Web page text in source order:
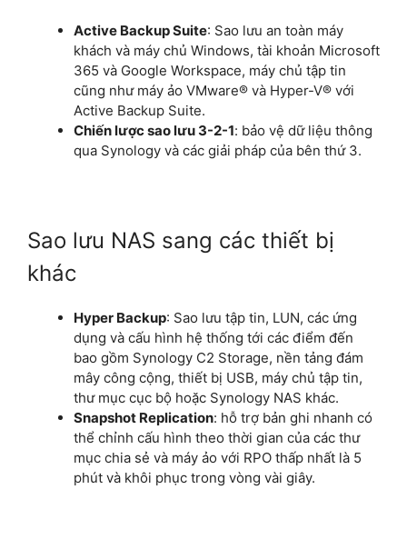
Active Backup Suite: Sao lưu an toàn máy
khách và máy chủ Windows, tài khoản Microsoft
365 và Google Workspace, máy chủ tập tin
cũng như máy ảo VMware® và Hyper-V® với
Active Backup Suite.
Chiến lược sao lưu 3-2-1: bảo vệ dữ liệu thông
qua Synology và các giải pháp của bên thứ 3.
Sao lưu NAS sang các thiết bị
khác
Hyper Backup: Sao lưu tập tin, LUN, các ứng
dụng và cấu hình hệ thống tới các điểm đến
bao gồm Synology C2 Storage, nền tảng đám
mây công cộng, thiết bị USB, máy chủ tập tin,
thư mục cục bộ hoặc Synology NAS khác.
Snapshot Replication: hỗ trợ bản ghi nhanh có
thể chỉnh cấu hình theo thời gian của các thư
mục chia sẻ và máy ảo với RPO thấp nhất là 5
phút và khôi phục trong vòng vài giây.